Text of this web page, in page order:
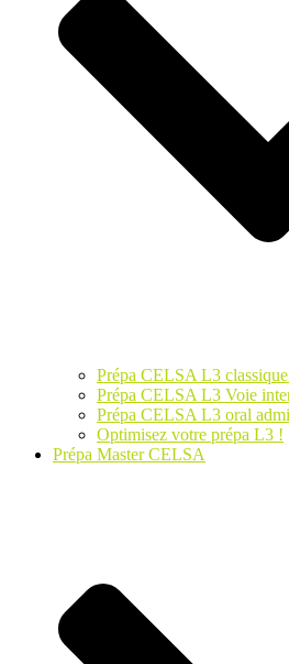
Prépa CELSA L3
Prépa CELSA L3 Voie
Prépa CELSA L3 oral
Optimisez votre prépa L3 !
Prépa Master CELSA